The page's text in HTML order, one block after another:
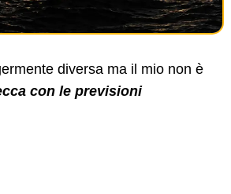
diversa ma il mio non è
con le previsioni